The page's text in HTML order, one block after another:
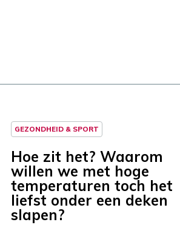
GEZONDHEID & SPORT
Hoe zit het? Waarom
willen we met hoge
temperaturen toch het
liefst onder een deken
slapen?